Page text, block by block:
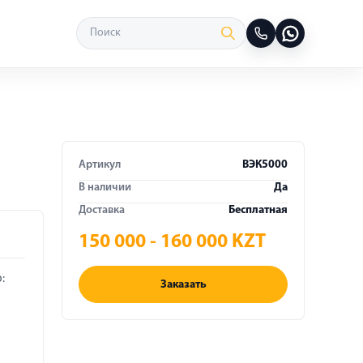
Артикул
ВЭК5000
В наличии
Да
Доставка
Бесплатная
150 000 - 160 000 KZT
Заказать